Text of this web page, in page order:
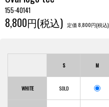
155-40141
8,800円(税込) 定価 8,800円(税込)
S M
WHITE